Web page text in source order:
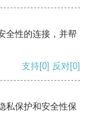
全性的连接，并帮
支持[0] 反对[0]
私保护和安全性保